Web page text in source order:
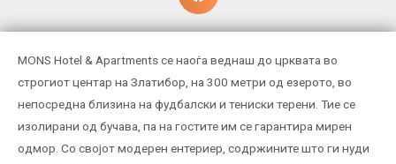
MONS Hotel & Apartments се наоѓа веднаш до црквата во
строгиот центар на Златибор, на 300 метри од езерото, во
непосредна близина на фудбалски и тениски терени. Тие се
изолирани од бучава, па на гостите им се гарантира мирен
одмор. Со својот модерен ентериер, содржините што ги нуди